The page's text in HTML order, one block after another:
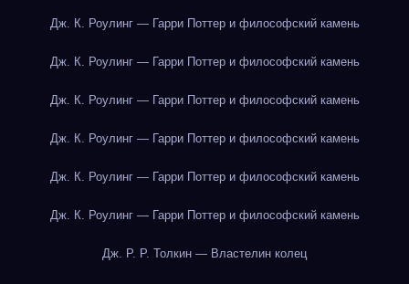
Дж. К. Роулинг — Гарри Поттер и философский камень
Дж. К. Роулинг — Гарри Поттер и философский камень
Дж. К. Роулинг — Гарри Поттер и философский камень
Дж. К. Роулинг — Гарри Поттер и философский камень
Дж. К. Роулинг — Гарри Поттер и философский камень
Дж. К. Роулинг — Гарри Поттер и философский камень
Дж. Р. Р. Толкин — Властелин колец